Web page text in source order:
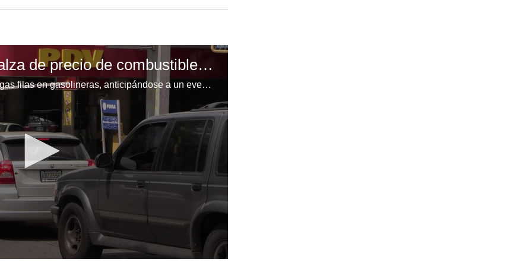
Venezolanos temen alza de precio de combustibles y sus derivados
Venezolanos hacían el jueves largas filas en gasolineras, anticipándose a un eventual aumento del precio luego de que el presidente Nicolás Maduro anunciara el lunes condiciones para acceder al subsidio de los combustibles.